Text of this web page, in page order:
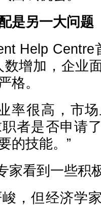
是另一大问题
Help
增加，企业
格。
率很高，市
者是否申请
的技能。”
家看到一些积
，但经济学